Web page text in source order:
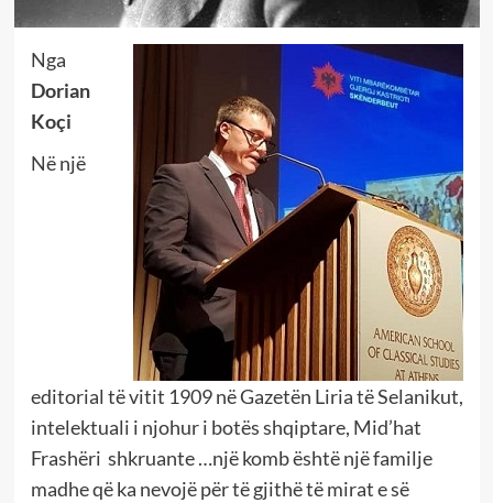
Nga
Dorian
Koçi
Në një
editorial të vitit 1909 në Gazetën Liria të Selanikut,
intelektuali i njohur i botës shqiptare, Mid’hat
Frashëri shkruante …një komb është një familje
madhe që ka nevojë për të gjithë të mirat e së